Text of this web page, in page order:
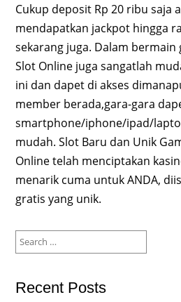
Cukup deposit Rp 20 ribu saja
mendapatkan jackpot hingga
sekarang juga. Dalam
Slot Online juga sangatlah
ini dan dapet di akses
member berada,gara-gara
smartphone/iphone/ipad/
mudah. Slot Baru dan Unik
Online telah menciptakan
menarik cuma untuk ANDA,
gratis yang unik.
for:
Recent Posts